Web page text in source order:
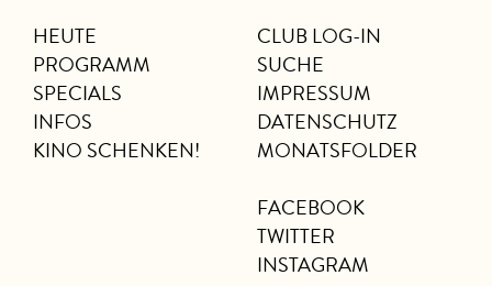
HEUTE
PROGRAMM
SPECIALS
INFOS
KINO SCHENKEN!
CLUB LOG-IN
SUCHE
IMPRESSUM
DATENSCHUTZ
MONATSFOLDER
FACEBOOK
TWITTER
INSTAGRAM